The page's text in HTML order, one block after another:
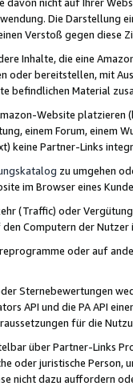
Die Darstellung
Verstoß gegen diese
Inhalte, die eine
oder bereitstellen, mit
befindlichen Material
Website
einem Forum, einem
keine Partner-Links
zu umgehen
im Browser eines
(Traffic) oder
Computern der
oder auf
Sternebewertungen
API und die PA API
für die
über Partner-Links
oder juristische
nicht dazu auffordern